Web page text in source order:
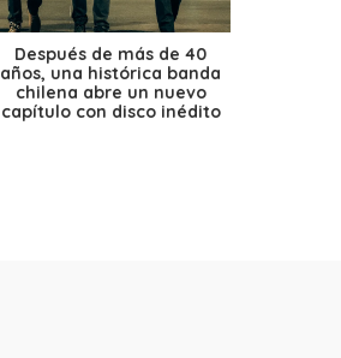
Después de más de 40
años, una histórica banda
chilena abre un nuevo
capítulo con disco inédito